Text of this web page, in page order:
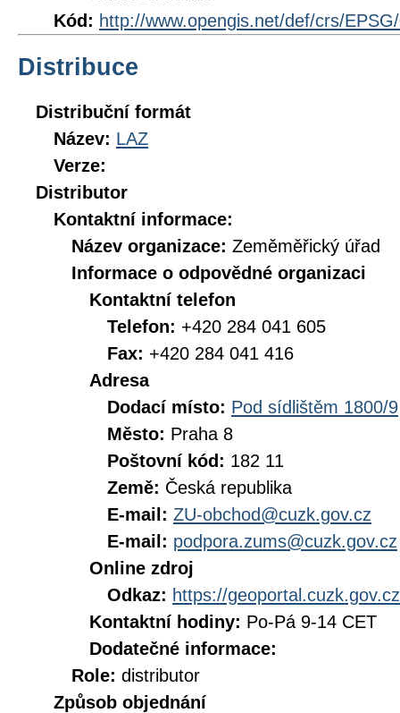
Kód: http://www.opengis.net/def/crs/
Distribuce
Distribuční formát
Název: LAZ
Verze:
Distributor
Kontaktní informace:
Název organizace: Zeměměřický úřad
Informace o odpovědné organizaci
Kontaktní telefon
Telefon: +420 284 041 605
Fax: +420 284 041 416
Adresa
Dodací místo: Pod sídlištěm 1800/9
Město: Praha 8
Poštovní kód: 182 11
Země: Česká republika
E-mail: ZU-obchod@cuzk.gov.cz
E-mail: podpora.zums@cuzk.gov.cz
Online zdroj
Odkaz: https://geoportal.cuzk.gov.cz
Kontaktní hodiny: Po-Pá 9-14 CET
Dodatečné informace:
Role: distributor
Způsob objednání